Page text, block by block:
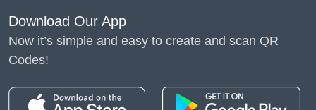
ท่ามกลางความนิยมที่
เพิ่มขึ้นของเครือข่าย
สาธารณะต่างๆ ในการ
เครื่องสร้างรหัส QR จะ
Download Our App
Now it’s simple and easy to create and scan QR
Codes!